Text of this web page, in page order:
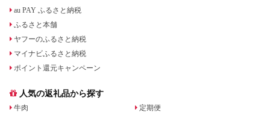
au PAY ふるさと納税
ふるさと本舗
ヤフーのふるさと納税
マイナビふるさと納税
ポイント還元キャンペーン
人気の返礼品から探す
牛肉
定期便